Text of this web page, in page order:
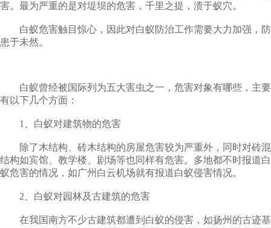
害。最为严重的是对堤坝的危害，千里之提，溃于蚁穴。
白蚁危害触目惊心，因此对白蚁防治工作需要大力加强，防
患于未然。
白蚁曾经被国际列为五大害虫之一，危害对象有哪些，主要
有以下几个方面：
1、白蚁对建筑物的危害
除了木结构、砖木结构的房屋危害较为严重外，同时对砖混
结构如宾馆、教学楼、剧场等也同样有危害。多地都不时报道白
蚁危害的情况，如广州白云机场就有报道白蚁侵害情况。
2、白蚁对园林及古建筑的危害
在我国南方不少古建筑都遭到白蚁的侵害，如扬州的古迹基